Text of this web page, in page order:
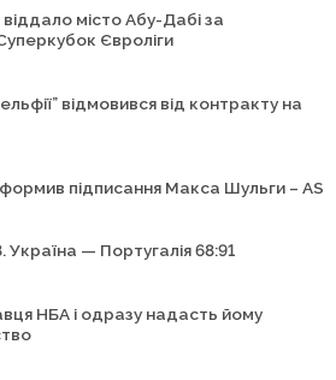
місто Абу-Дабі за
Євроліги
відмовився від контракту на
підписання Макса Шульги – AS
— Португалія 68:91
НБА і одразу надасть йому